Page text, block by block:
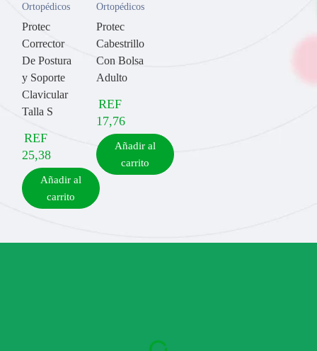
Ortopédicos
Protec
Corrector
De Postura
y Soporte
Clavicular
Talla S
REF
25,38
Añadir al
carrito
Ortopédicos
Protec
Cabestrillo
Con Bolsa
Adulto
REF
17,76
Añadir al
carrito